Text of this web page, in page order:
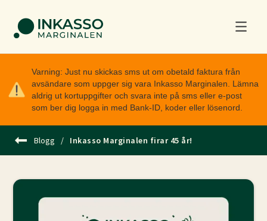
Varning: Just nu skickas sms ut om obetald faktura från
avsändare som uppger sig vara Inkasso Marginalen. Lämna
aldrig ut kortuppgifter och svara inte på sms eller e-post
som ber dig logga in med Bank-ID, koder eller lösenord.
Blogg / Inkasso Marginalen firar 45 år!